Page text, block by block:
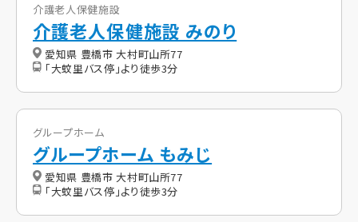
介護老人保健施設
介護老人保健施設 みのり
愛知県 豊橋市 大村町山所77
「大蚊里バス停」より徒歩3分
グループホーム
グループホーム もみじ
愛知県 豊橋市 大村町山所77
「大蚊里バス停」より徒歩3分